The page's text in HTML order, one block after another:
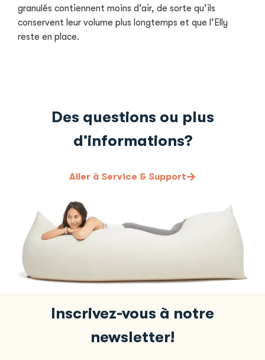
granulés contiennent moins d’air, de sorte qu’ils
conservent leur volume plus longtemps et que l’Elly
reste en place.
Des questions ou plus
d’informations?
Aller à Service & Support
Inscrivez-vous à notre
newsletter!